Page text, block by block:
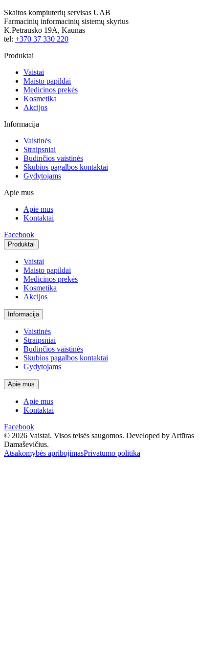
Skaitos kompiuterių servisas UAB
Farmacinių informacinių sistemų skyrius
K.Petrausko 19A, Kaunas
tel: +370 37 330 220
Produktai
Vaistai
Maisto papildai
Medicinos prekės
Kosmetika
Akcijos
Informacija
Vaistinės
Straipsniai
Budinčios vaistinės
Skubios pagalbos kontaktai
Gydytojams
Apie mus
Apie mus
Kontaktai
Facebook
Produktai
Vaistai
Maisto papildai
Medicinos prekės
Kosmetika
Akcijos
Informacija
Vaistinės
Straipsniai
Budinčios vaistinės
Skubios pagalbos kontaktai
Gydytojams
Apie mus
Apie mus
Kontaktai
Facebook
© 2026 Vaistai. Visos teisės saugomos. Developed by Artūras
Damaševičius.
Atsakomybės apribojimasPrivatumo politika